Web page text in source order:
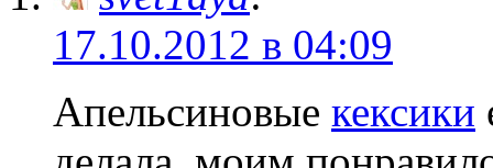
17.10.2012 в 04:09
Апельсиновые кексики